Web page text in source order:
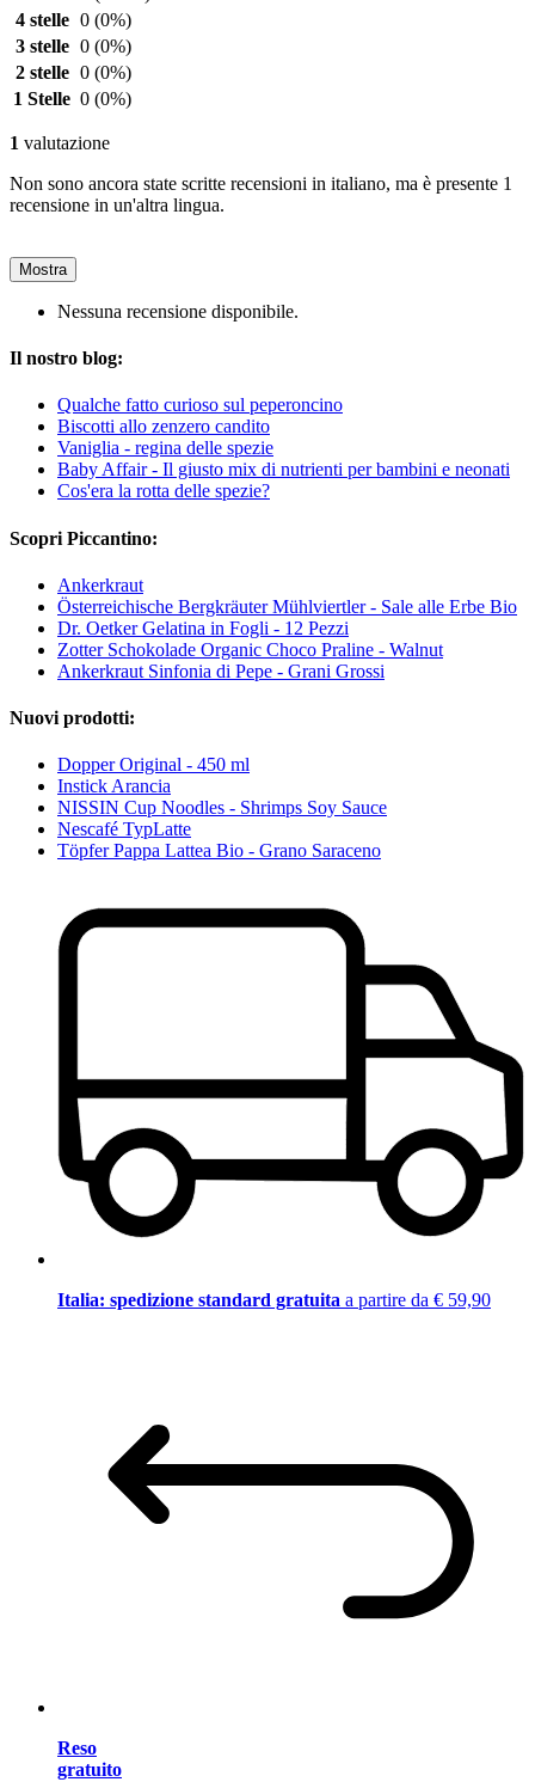
4 stelle 0 (0%)
3 stelle 0 (0%)
2 stelle 0 (0%)
1 Stelle 0 (0%)
1 valutazione
Non sono ancora state scritte recensioni in italiano, ma è presente 1
recensione in un'altra lingua.
Mostra
Nessuna recensione disponibile.
Il nostro blog:
Qualche fatto curioso sul peperoncino
Biscotti allo zenzero candito
Vaniglia - regina delle spezie
Baby Affair - Il giusto mix di nutrienti per bambini e neonati
Cos'era la rotta delle spezie?
Scopri Piccantino:
Ankerkraut
Österreichische Bergkräuter Mühlviertler - Sale alle Erbe Bio
Dr. Oetker Gelatina in Fogli - 12 Pezzi
Zotter Schokolade Organic Choco Praline - Walnut
Ankerkraut Sinfonia di Pepe - Grani Grossi
Nuovi prodotti:
Dopper Original - 450 ml
Instick Arancia
NISSIN Cup Noodles - Shrimps Soy Sauce
Nescafé TypLatte
Töpfer Pappa Lattea Bio - Grano Saraceno
Italia: spedizione standard gratuita a partire da € 59,90
Reso
gratuito